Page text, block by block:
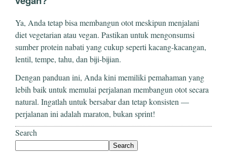
Ya, Anda tetap bisa membangun otot meskipun menjalani
diet vegetarian atau vegan. Pastikan untuk mengonsumsi
sumber protein nabati yang cukup seperti kacang-kacangan,
lentil, tempe, tahu, dan biji-bijian.
Dengan panduan ini, Anda kini memiliki pemahaman yang
lebih baik untuk memulai perjalanan membangun otot secara
natural. Ingatlah untuk bersabar dan tetap konsisten —
perjalanan ini adalah maraton, bukan sprint!
Search
Search